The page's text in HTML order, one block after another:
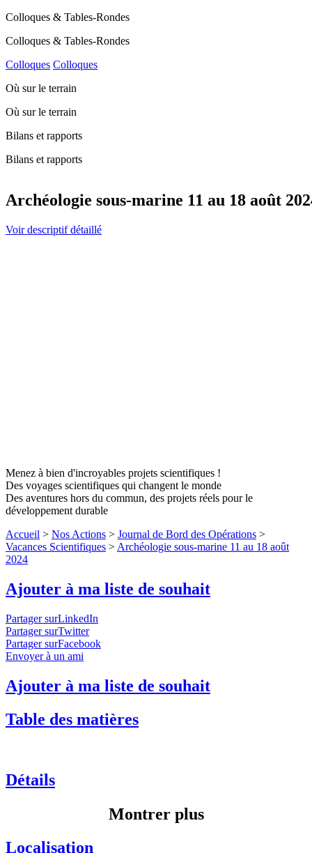
Colloques & Tables-Rondes
Colloques & Tables-Rondes
Colloques Colloques
Où sur le terrain
Où sur le terrain
Bilans et rapports
Bilans et rapports
Archéologie sous-marine 11 au 18 août
Voir descriptif détaillé
Menez à bien d'incroyables projets scientifiques !
Des voyages scientifiques qui changent le monde
Des aventures hors du commun, des projets réels pour le
développement durable
Accueil > Nos Actions > Journal de Bord des Opérations >
Vacances Scientifiques > Archéologie sous-marine 11 au 18 août
2024
Ajouter à ma liste de souhait
Partager surLinkedIn
Partager surTwitter
Partager surFacebook
Envoyer à un ami
Ajouter à ma liste de souhait
Table des matières
Détails
Montrer plus
Localisation